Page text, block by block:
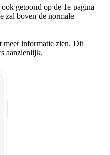
getoond op de 1e pagina
zal boven de normale
meer informatie zien. Dit
aanzienlijk.